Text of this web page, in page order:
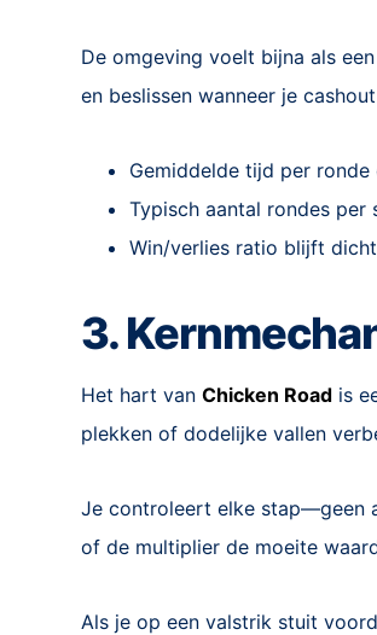
De omgeving voelt bijna als
en beslissen wanneer je
Gemiddelde tijd per ronde
Typisch aantal rondes per
Win/verlies ratio blijft
3.
Het hart vanChicken Road is
plekken of dodelijke vallen
Je controleert elke stap—geen
of de multiplier de moeite
Als je op een valstrik stuit